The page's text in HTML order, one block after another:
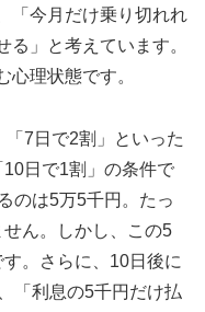
「今月だけ乗り切れれ
」と考えています。
心理状態です。
7日で2割」といった
日で1割」の条件で
のは5万5千円。たっ
ん。しかし、この5
。さらに、10日後に
「利息の5千円だけ払